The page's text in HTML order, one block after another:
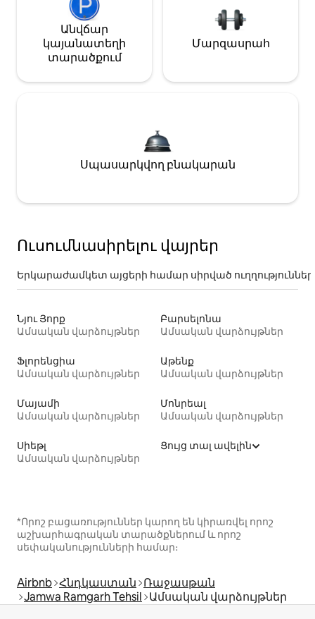
Անվճար
կայանատեղի
տարածքում
Մարզասրահ
Սպասարկվող բնակարան
Ուսումնասիրելու վայրեր
Երկարաժամկետ այցերի համար սիրված ուղղություններ
Նյու Յորք
Ամսական վարձույթներ
Բարսելոնա
Ամսական վարձույթներ
Ֆլորենցիա
Ամսական վարձույթներ
Աթենք
Ամսական վարձույթներ
Մայամի
Ամսական վարձույթներ
Մոնրեալ
Ամսական վարձույթներ
Սիեթլ
Ամսական վարձույթներ
Ցույց տալ ավելին
*Որոշ բացառություններ կարող են կիրառվել որոշ
աշխարհագրական տարածքներում և որոշ
սեփականությունների համար։
Airbnb Հնդկաստան Ռաջասթան
Jamwa Ramgarh Tehsil Ամսական վարձույթներ